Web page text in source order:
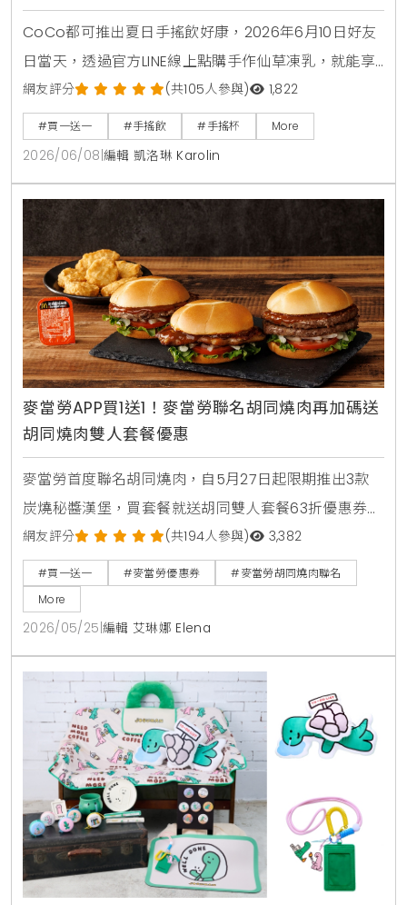
CoCo都可推出夏日手搖飲好康，2026年6月10日好友
日當天，透過官方LINE線上點購手作仙草凍乳，就能享
有第2杯0元買1送1優惠。另外整個6月份，foodpanda
外送平台也同步推出茉香凍奶綠、芒果綠茶、四季珍椰
青、粉角生椰拿鐵等4大品項買1送1，讓大家在炎熱夏天
不用出門也能省錢消暑。
網友評分 (共105人參與) 1,822
#買一送一 #手搖飲 #手搖杯 More
2026/06/08 編輯 凱洛琳 Karolin
麥當勞APP買1送1！麥當勞聯名胡同燒肉再加碼送
胡同燒肉雙人套餐優惠
麥當勞首度聯名胡同燒肉，自5月27日起限期推出3款
炭燒秘醬漢堡，買套餐就送胡同雙人套餐63折優惠券。
人氣捲捲薯條同步回歸，還有西西里金選冰美式全新登
場，搭配APP年中慶享買1送1。
網友評分 (共194人參與) 3,382
#買一送一 #麥當勞優惠券
#麥當勞胡同燒肉聯名
More
2026/05/25 編輯 艾琳娜 Elena